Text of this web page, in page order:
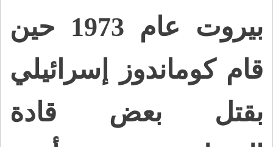
بيروت عام 1973 حين
قام كوماندوز إسرائيلي
بقتل بعض قادة